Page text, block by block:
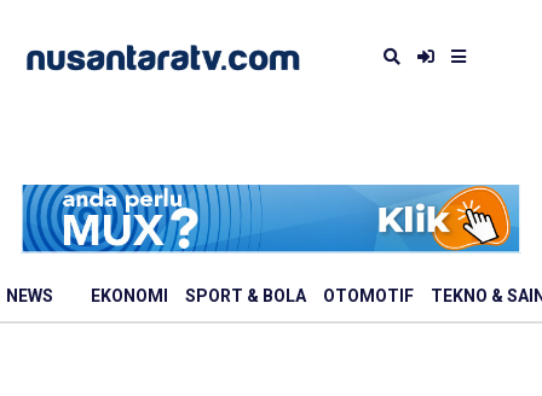
NEWS EKONOMI SPORT & BOLA OTOMOTIF TEKNO &